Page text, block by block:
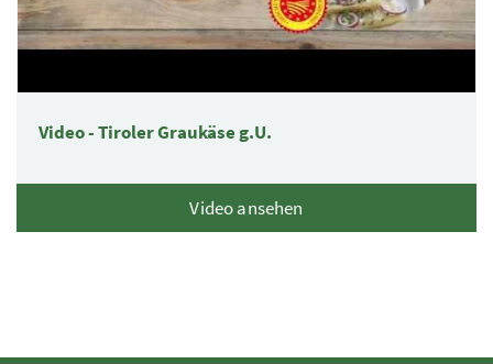
Video - Tiroler Graukäse g.U.
Video ansehen